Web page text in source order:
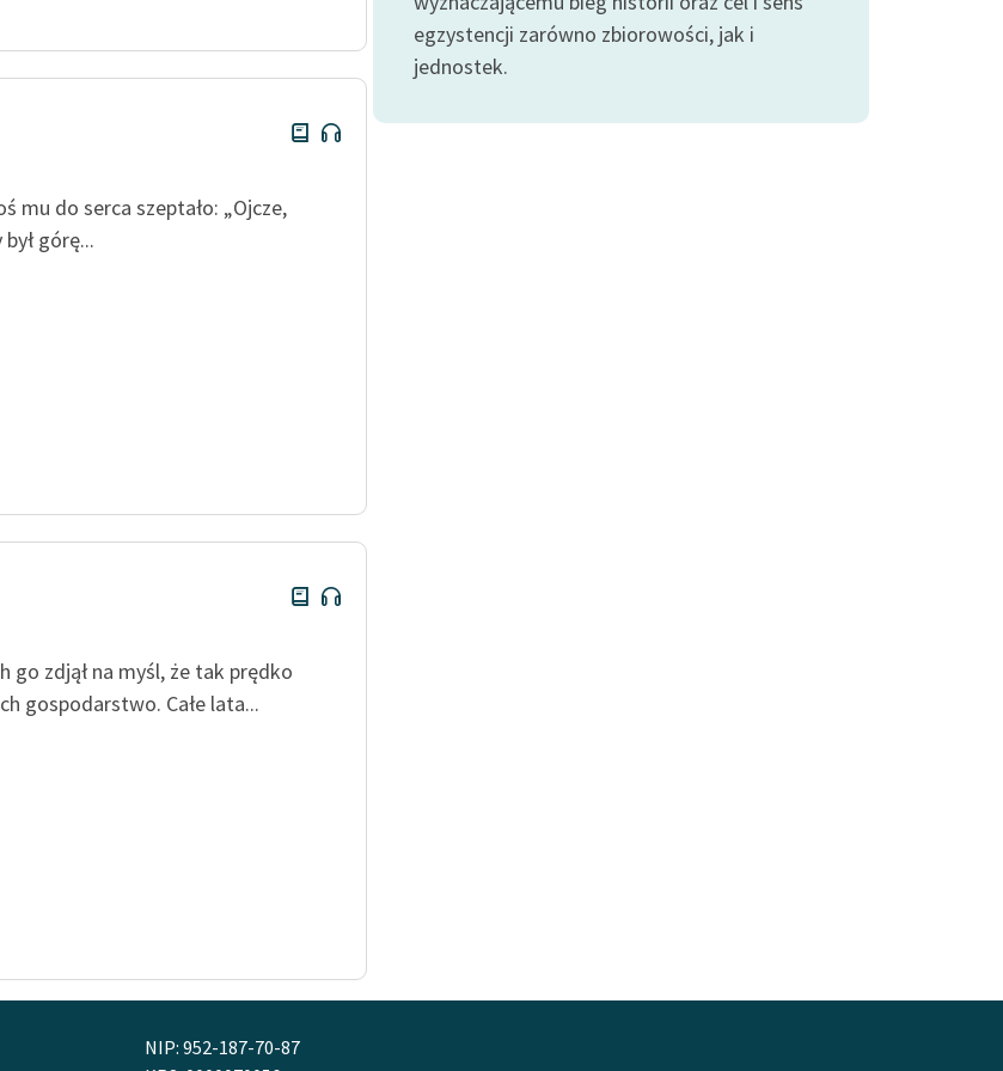
mu do serca szeptało: „Ojcze,
górę...
go zdjął na myśl, że tak prędko
gospodarstwo. Całe lata...
egzystencji zarówno zbiorowości, jak i
jednostek.
NIP: 952-187-70-87